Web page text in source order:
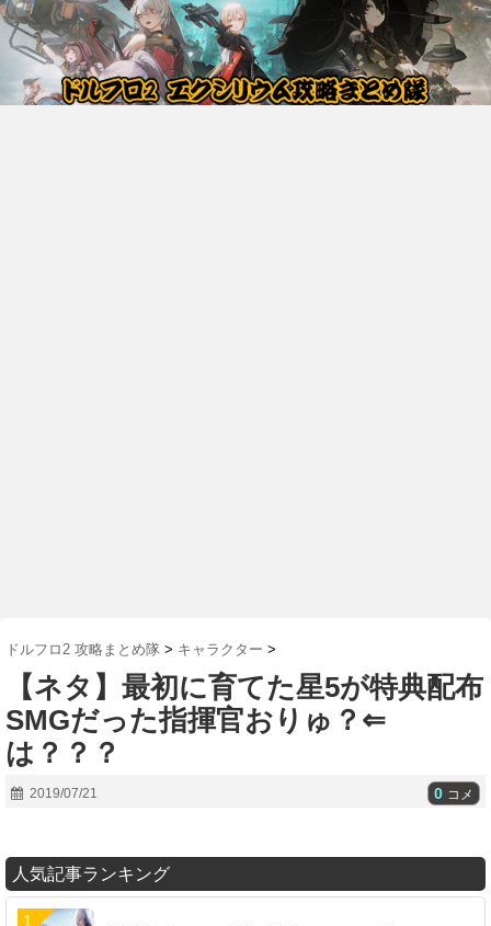
ドルフロ2 攻略まとめ隊 > キャラクター >
【ネタ】最初に育てた星5が特典配布
SMGだった指揮官おりゅ？⇐
は？？？
2019/07/21 0 コメ
人気記事ランキング